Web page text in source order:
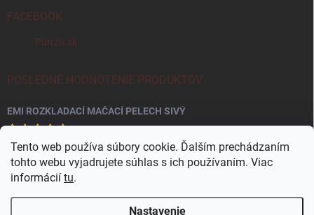
Tento web používa súbory cookie. Ďalším prechádzaním
tohto webu vyjadrujete súhlas s ich používaním. Viac
informácií tu.
Nastavenie
FACEBOOK
Purrzo.sk
POSLEDNÉ HODNOTENIE PRODUKTOV
EMI ROZKLADACÍ MAČACÍ PELECH SIVÝ